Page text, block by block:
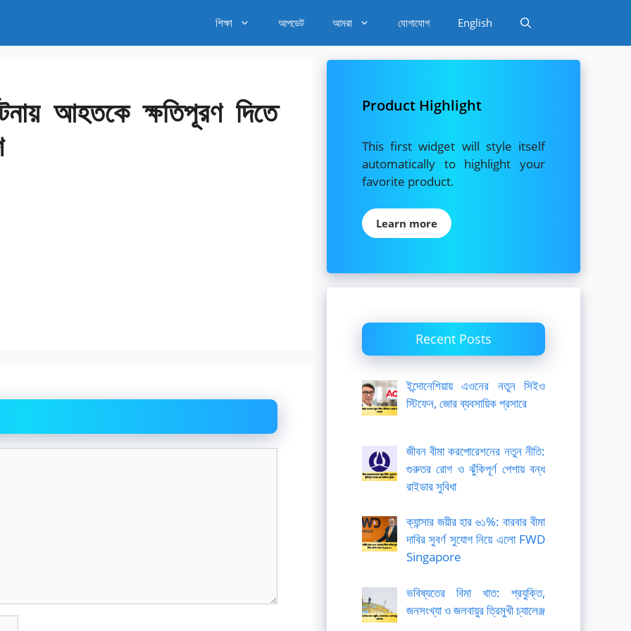
শিক্ষা আপডেট আমরা যোগাযোগ English
আহতকে ক্ষতিপূরণ দিতে
Product Highlight
This first widget will style itself
automatically to highlight your
favorite product.
Learn more
Recent Posts
ইন্দোনেশিয়ায় এওনের নতুন সিইও
স্টিফেন, জোর ব্যবসায়িক প্রসারে
জীবন বীমা করপোরেশনের নতুন নীতি:
গুরুতর রোগ ও ঝুঁকিপূর্ণ পেশায় বন্ধ
রাইডার সুবিধা
ক্যান্সার জয়ীর হার ৬১%: বারবার বীমা
দাবির সুবর্ণ সুযোগ নিয়ে এলো FWD
Singapore
ভবিষ্যতের বিমা খাত: প্রযুক্তি,
জনসংখ্যা ও জলবায়ুর ত্রিমুখী চ্যালেঞ্জ